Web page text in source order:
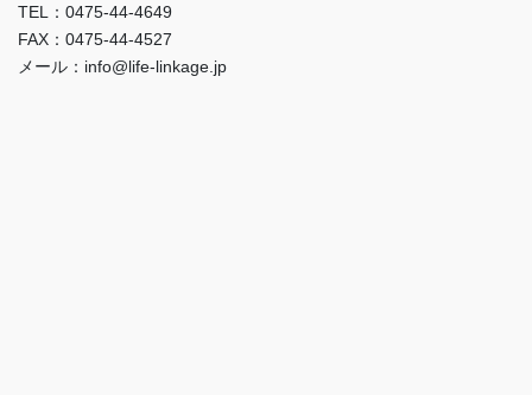
TEL：0475-44-4649
FAX：0475-44-4527
メール：info@life-linkage.jp